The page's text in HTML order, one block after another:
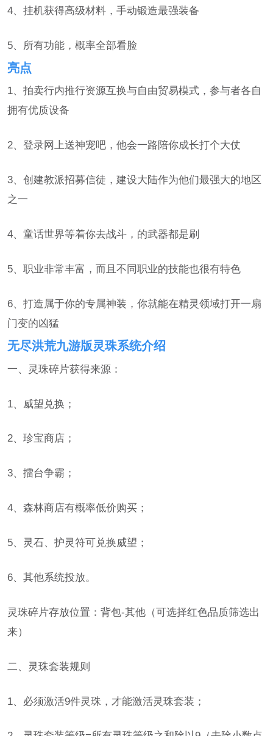
4、挂机获得高级材料，手动锻造最强装备
5、所有功能，概率全部看脸
亮点
1、拍卖行内推行资源互换与自由贸易模式，参与者各自
拥有优质设备
2、登录网上送神宠吧，他会一路陪你成长打个大仗
3、创建教派招募信徒，建设大陆作为他们最强大的地区
之一
4、童话世界等着你去战斗，的武器都是刷
5、职业非常丰富，而且不同职业的技能也很有特色
6、打造属于你的专属神装，你就能在精灵领域打开一扇
门变的凶猛
无尽洪荒九游版灵珠系统介绍
一、灵珠碎片获得来源：
1、威望兑换；
2、珍宝商店；
3、擂台争霸；
4、森林商店有概率低价购买；
5、灵石、护灵符可兑换威望；
6、其他系统投放。
灵珠碎片存放位置：背包-其他（可选择红色品质筛选出
来）
二、灵珠套装规则
1、必须激活9件灵珠，才能激活灵珠套装；